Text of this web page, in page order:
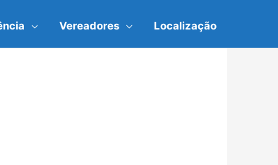
Vereadores Localização